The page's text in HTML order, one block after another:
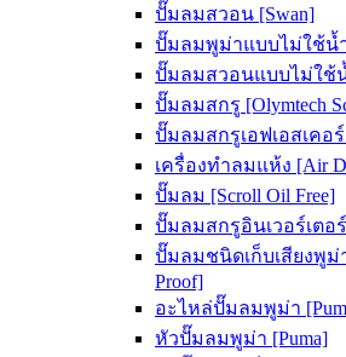
ปั๊มลมสวอน [Swan]
ปั๊มลมพูม่าแบบไม่ใช้น้ำ
ปั๊มลมสวอนแบบไม่ใช้น้
ปั๊มลมสกรู [Olymtech
ปั๊มลมสกรูเอฟเอสเคอร์
เครื่องทำลมแห้ง [Air
ปั๊มลม [Scroll Oil Free]
ปั๊มลมสกรูอินเวอร์เตอร์
ปั๊มลมชนิดเก็บเสียงพูม่า
Proof]
อะไหล่ปั๊มลมพูม่า
หัวปั๊มลมพูม่า [Puma]